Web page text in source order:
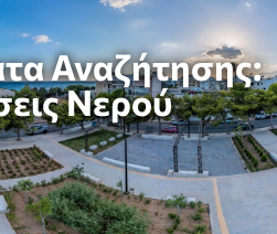
Αναζήτησης:
Νερού